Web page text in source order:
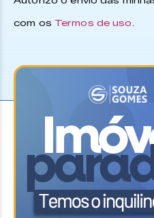
com os Termos de uso.